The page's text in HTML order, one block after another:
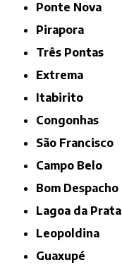
Ponte Nova
Pirapora
Três Pontas
Extrema
Itabirito
Congonhas
São Francisco
Campo Belo
Bom Despacho
Lagoa da Prata
Leopoldina
Guaxupé